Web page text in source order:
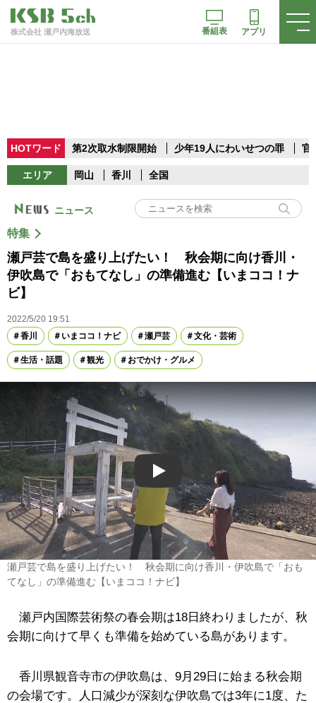
株式会社 瀬戸内海放送 番組表 アプリ
HOTワード 第2次取水制限開始 少年19人にわいせつの罪 官
エリア 岡山 香川 全国
ニュース
特集
瀬戸芸で島を盛り上げたい！ 秋会期に向け香川・
伊吹島で「おもてなし」の準備進む【いまココ！ナ
ビ】
2022/5/20 19:51
香川
いまココ！ナビ 瀬戸芸 文化・芸術
生活・話題 観光 おでかけ・グルメ
Play
瀬戸芸で島を盛り上げたい！ 秋会期に向け香川・伊吹島で「おも
てなし」の準備進む【いまココ！ナビ】
瀬戸内国際芸術祭の春会期は18日終わりましたが、秋
会期に向けて早くも準備を始めている島があります。
香川県観音寺市の伊吹島は、9月29日に始まる秋会期
の会場です。人口減少が深刻な伊吹島では3年に1度、た